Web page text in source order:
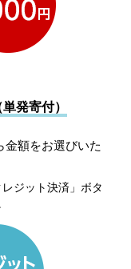
発寄付）
金額をお選びいた
ジット決済」ボタ